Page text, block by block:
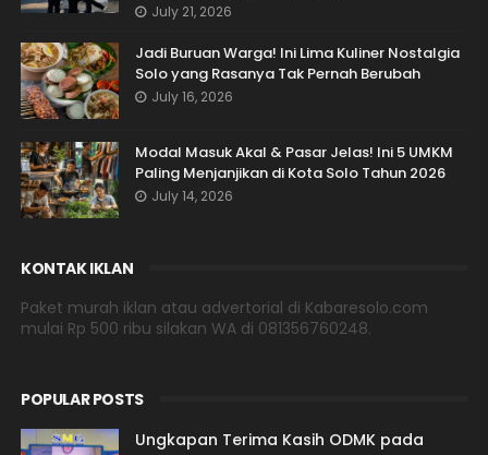
July 21, 2026
Jadi Buruan Warga! Ini Lima Kuliner Nostalgia
Solo yang Rasanya Tak Pernah Berubah
July 16, 2026
Modal Masuk Akal & Pasar Jelas! Ini 5 UMKM
Paling Menjanjikan di Kota Solo Tahun 2026
July 14, 2026
KONTAK IKLAN
Paket murah iklan atau advertorial di Kabaresolo.com
mulai Rp 500 ribu silakan WA di 081356760248.
POPULAR POSTS
Ungkapan Terima Kasih ODMK pada